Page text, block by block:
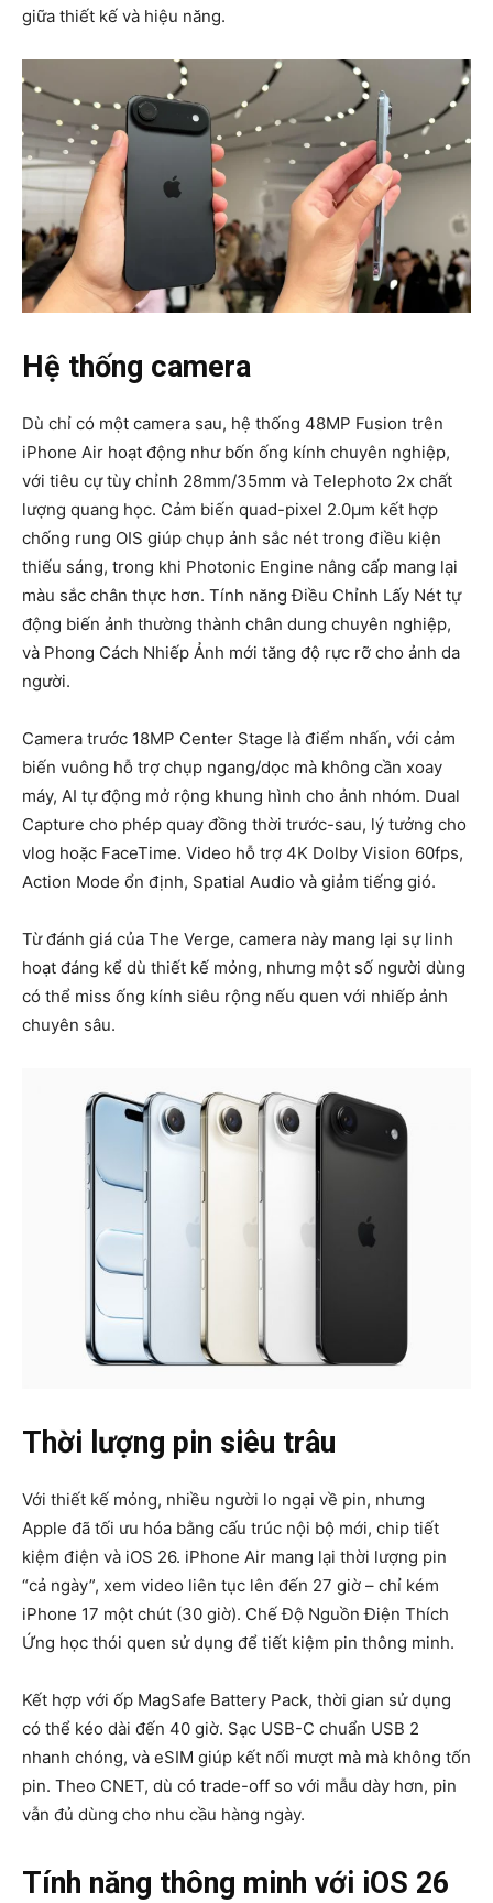
giữa thiết kế và hiệu năng.
Hệ thống camera
Dù chỉ có một camera sau, hệ thống 48MP Fusion trên
iPhone Air hoạt động như bốn ống kính chuyên nghiệp,
với tiêu cự tùy chỉnh 28mm/35mm và Telephoto 2x chất
lượng quang học. Cảm biến quad-pixel 2.0µm kết hợp
chống rung OIS giúp chụp ảnh sắc nét trong điều kiện
thiếu sáng, trong khi Photonic Engine nâng cấp mang lại
màu sắc chân thực hơn. Tính năng Điều Chỉnh Lấy Nét tự
động biến ảnh thường thành chân dung chuyên nghiệp,
và Phong Cách Nhiếp Ảnh mới tăng độ rực rỡ cho ảnh da
người.
Camera trước 18MP Center Stage là điểm nhấn, với cảm
biến vuông hỗ trợ chụp ngang/dọc mà không cần xoay
máy, AI tự động mở rộng khung hình cho ảnh nhóm. Dual
Capture cho phép quay đồng thời trước-sau, lý tưởng cho
vlog hoặc FaceTime. Video hỗ trợ 4K Dolby Vision 60fps,
Action Mode ổn định, Spatial Audio và giảm tiếng gió.
Từ đánh giá của The Verge, camera này mang lại sự linh
hoạt đáng kể dù thiết kế mỏng, nhưng một số người dùng
có thể miss ống kính siêu rộng nếu quen với nhiếp ảnh
chuyên sâu.
Thời lượng pin siêu trâu
Với thiết kế mỏng, nhiều người lo ngại về pin, nhưng
Apple đã tối ưu hóa bằng cấu trúc nội bộ mới, chip tiết
kiệm điện và iOS 26. iPhone Air mang lại thời lượng pin
“cả ngày”, xem video liên tục lên đến 27 giờ – chỉ kém
iPhone 17 một chút (30 giờ). Chế Độ Nguồn Điện Thích
Ứng học thói quen sử dụng để tiết kiệm pin thông minh.
Kết hợp với ốp MagSafe Battery Pack, thời gian sử dụng
có thể kéo dài đến 40 giờ. Sạc USB-C chuẩn USB 2
nhanh chóng, và eSIM giúp kết nối mượt mà mà không tốn
pin. Theo CNET, dù có trade-off so với mẫu dày hơn, pin
vẫn đủ dùng cho nhu cầu hàng ngày.
Tính năng thông minh với iOS 26